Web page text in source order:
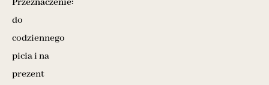
do
codziennego
picia i na
prezent